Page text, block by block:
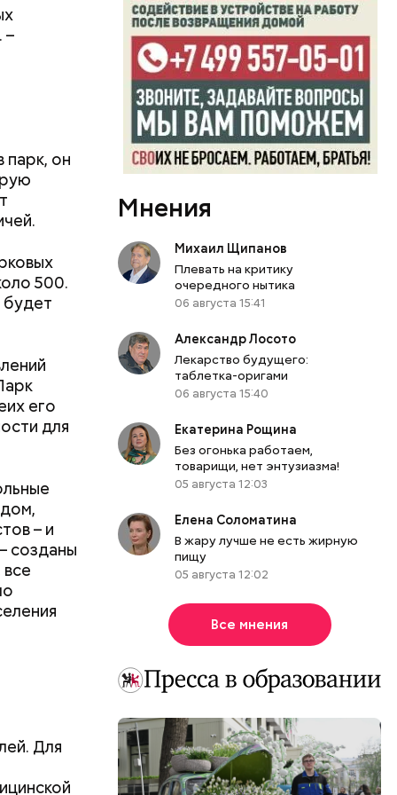
–
он
500.
будет
его
для
– и
созданы
Для
тысяч
пример
3 с
К тому
часть
Мнения
Михаил Щипанов
Плевать на критику
очередного нытика
06 августа 15:41
Александр Лосото
Лекарство будущего:
таблетка-оригами
06 августа 15:40
Екатерина Рощина
Без огонька работаем,
товарищи, нет энтузиазма!
05 августа 12:03
Елена Соломатина
В жару лучше не есть жирную
пищу
05 августа 12:02
Все мнения